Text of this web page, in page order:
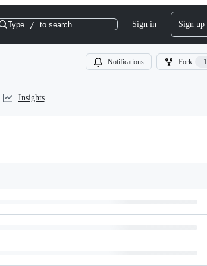
Type / to search Sign in Sign up
Notifications Fork 1
Insights